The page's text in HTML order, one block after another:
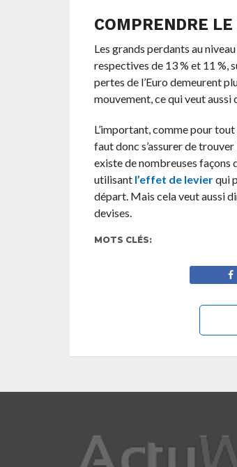
COMPRENDRE
Les grands perdants au
respectives de 13 % et 11 %,
pertes de l’Euro demeurent
mouvement, ce qui veut
L’important, comme pour
faut donc s’assurer de
existe de nombreuses façons
utilisant l’effet de levierqui
départ. Mais cela veut aussi
devises.
MOTS CLÉS: